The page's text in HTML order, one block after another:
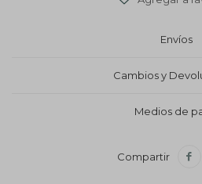
Envíos
Cambios y
Medios de
